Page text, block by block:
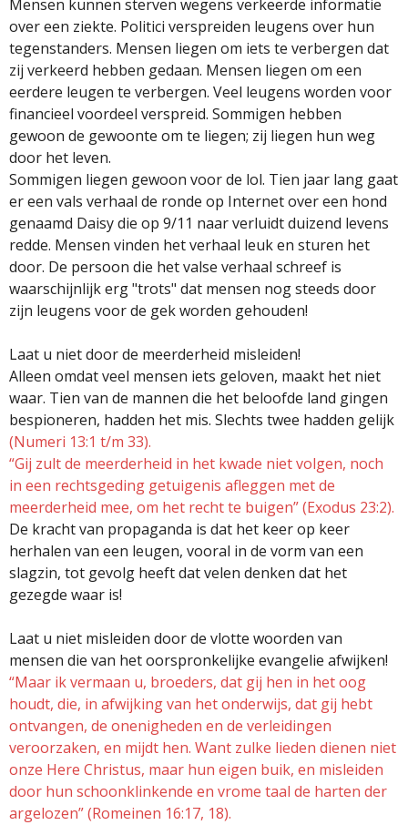
Mensen kunnen sterven wegens verkeerde informatie
over een ziekte. Politici verspreiden leugens over hun
tegenstanders. Mensen liegen om iets te verbergen dat
zij verkeerd hebben gedaan. Mensen liegen om een
eerdere leugen te verbergen. Veel leugens worden voor
financieel voordeel verspreid. Sommigen hebben
gewoon de gewoonte om te liegen; zij liegen hun weg
door het leven.
Sommigen liegen gewoon voor de lol. Tien jaar lang gaat
er een vals verhaal de ronde op Internet over een hond
genaamd Daisy die op 9/11 naar verluidt duizend levens
redde. Mensen vinden het verhaal leuk en sturen het
door. De persoon die het valse verhaal schreef is
waarschijnlijk erg "trots" dat mensen nog steeds door
zijn leugens voor de gek worden gehouden!
Laat u niet door de meerderheid misleiden!
Alleen omdat veel mensen iets geloven, maakt het niet
waar. Tien van de mannen die het beloofde land gingen
bespioneren, hadden het mis. Slechts twee hadden gelijk
(Numeri 13:1 t/m 33).
“Gij zult de meerderheid in het kwade niet volgen, noch
in een rechtsgeding getuigenis afleggen met de
meerderheid mee, om het recht te buigen” (Exodus 23:2).
De kracht van propaganda is dat het keer op keer
herhalen van een leugen, vooral in de vorm van een
slagzin, tot gevolg heeft dat velen denken dat het
gezegde waar is!
Laat u niet misleiden door de vlotte woorden van
mensen die van het oorspronkelijke evangelie afwijken!
“Maar ik vermaan u, broeders, dat gij hen in het oog
houdt, die, in afwijking van het onderwijs, dat gij hebt
ontvangen, de onenigheden en de verleidingen
veroorzaken, en mijdt hen. Want zulke lieden dienen niet
onze Here Christus, maar hun eigen buik, en misleiden
door hun schoonklinkende en vrome taal de harten der
argelozen” (Romeinen 16:17, 18).